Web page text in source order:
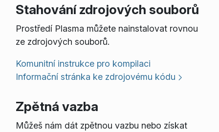
Stahování zdrojových souborů
Prostředí Plasma můžete nainstalovat rovnou
ze zdrojových souborů.
Komunitní instrukce pro kompilaci
Informační stránka ke zdrojovému kódu
Zpětná vazba
Můžeš nám dát zpětnou vazbu nebo získat